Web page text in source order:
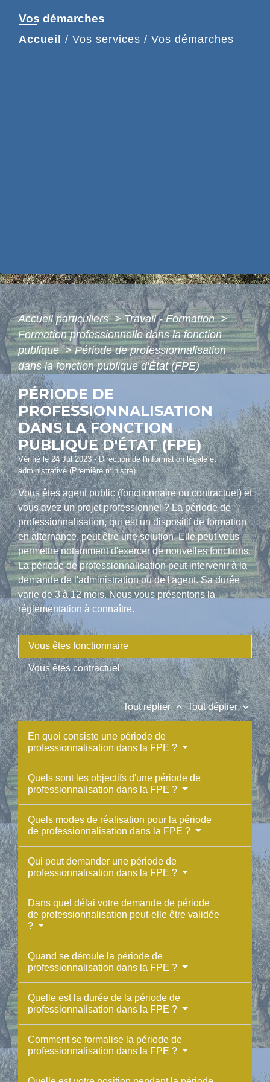
Vos démarches
Accueil / Vos services / Vos démarches
Accueil particuliers> Travail - Formation>
Formation professionnelle dans la fonction
publique> Période de professionnalisation
dans la fonction publique d'État (FPE)
PÉRIODE DE
PROFESSIONNALISATION
DANS LA FONCTION
PUBLIQUE D'ÉTAT (FPE)
Vérifié le 24 Jul 2023 - Direction de l'information légale et
administrative (Première ministre)
Vous êtes agent public (fonctionnaire ou contractuel) et
vous avez un projet professionnel ? La période de
professionnalisation, qui est un dispositif de formation
en alternance, peut être une solution. Elle peut vous
permettre notamment d'exercer de nouvelles fonctions.
La période de professionnalisation peut intervenir à la
demande de l'administration ou de l'agent. Sa durée
varie de 3 à 12 mois. Nous vous présentons la
réglementation à connaître.
Vous êtes fonctionnaire
Vous êtes contractuel
Tout replierkeyboard_arrow_up Tout déplierkeyboard_arrow_down
En quoi consiste une période de
professionnalisation dans la FPE ?
Quels sont les objectifs d'une période de
professionnalisation dans la FPE ?
Quels modes de réalisation pour la période
de professionnalisation dans la FPE ?
Qui peut demander une période de
professionnalisation dans la FPE ?
Dans quel délai votre demande de période
de professionnalisation peut-elle être validée
?
Quand se déroule la période de
professionnalisation dans la FPE ?
Quelle est la durée de la période de
professionnalisation dans la FPE ?
Comment se formalise la période de
professionnalisation dans la FPE ?